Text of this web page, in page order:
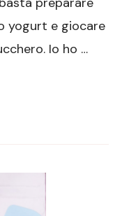
yogurt e giocare
Io ho …